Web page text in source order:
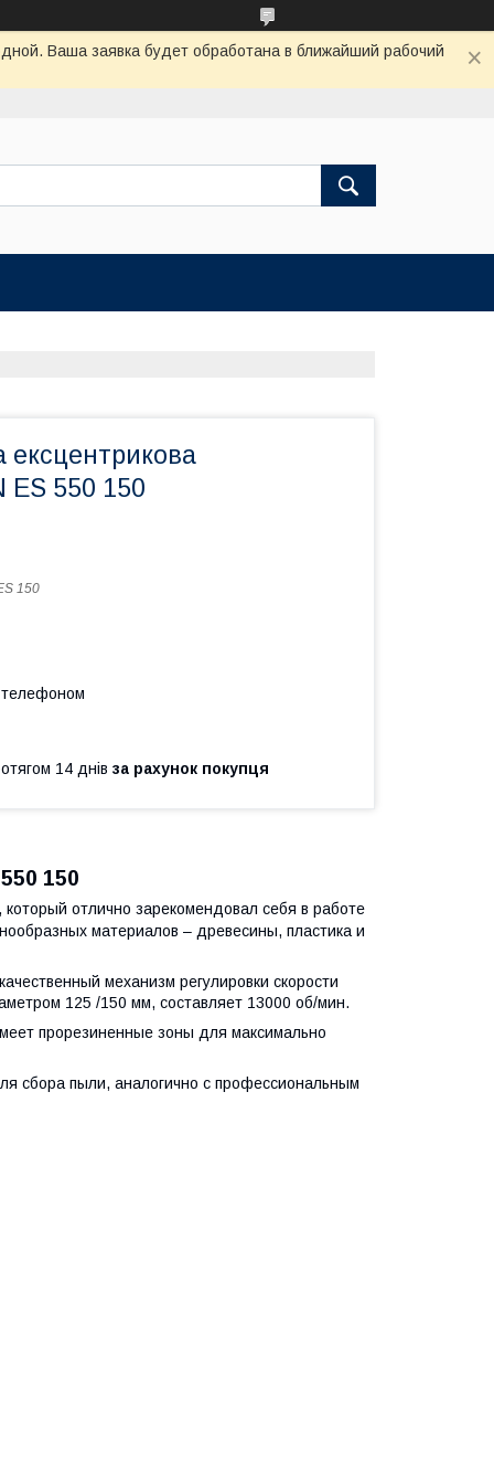
Ваша заявка будет обработана в ближайший рабочий
ES 550 150
150
телефоном
14 днів за рахунок покупця
150
отлично зарекомендовал себя в работе
материалов – древесины, пластика и
механизм регулировки скорости
125 /150 мм, составляет 13000 об/мин.
прорезиненные зоны для максимально
сбора пыли, аналогично с профессиональным